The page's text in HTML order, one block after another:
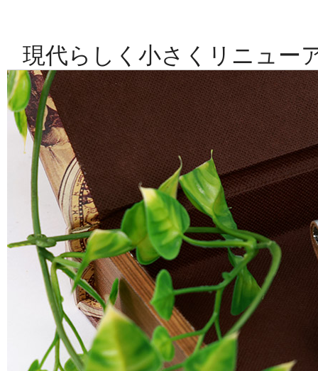
現代らしく小さくリニュー